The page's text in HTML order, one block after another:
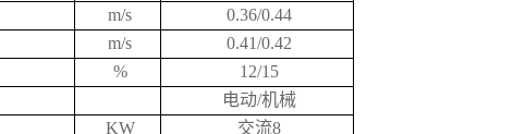
m/s
0.36/0.44
m/s
0.41/0.42
%
12/15
电动/机械
KW
交流8